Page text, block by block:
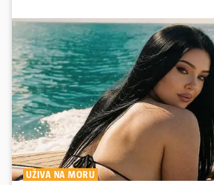
UŽIVA NA MORU